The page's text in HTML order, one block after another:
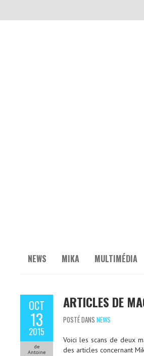
NEWS MIKA MULTIMÉDIA
OCT
13
2015
de
Antoine
ARTICLES DE
POSTÉ DANS NEWS
Voici les scans de deux
des articles concernant